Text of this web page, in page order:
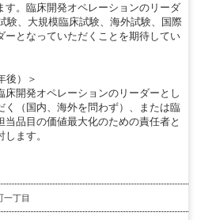
す。臨床開発オペレーションのリーダ
験、大規模臨床試験、海外試験、国際
ーとなっていただくことを期待してい
後）＞
開発オペレーションのリーダーとし
く（国内、海外を問わず）、または臨
品目の価値最大化のための責任者と
ます。
一丁目